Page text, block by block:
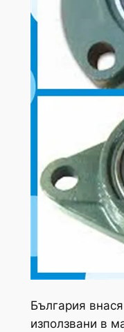
България
използвани в